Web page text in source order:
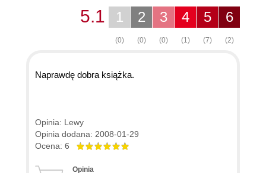
6
(2)
5
(7)
4
(1)
3
(0)
2
(0)
1
(0)
5.1
Naprawdę dobra książka.
Opinia: Lewy
Opinia dodana: 2008-01-29
Ocena: 6
Opinia